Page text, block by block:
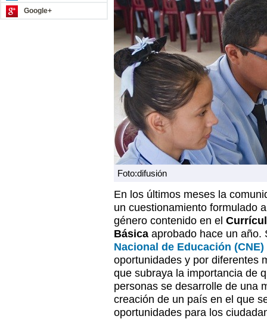
Google+
Foto:difusión
En los últimos meses la
un cuestionamiento formulado
género contenido en el
Básica aprobado hace un
Nacional de Educación (CNE)
oportunidades y por diferentes
que subraya la importancia de
personas se desarrolle de una
creación de un país en el que
oportunidades para los